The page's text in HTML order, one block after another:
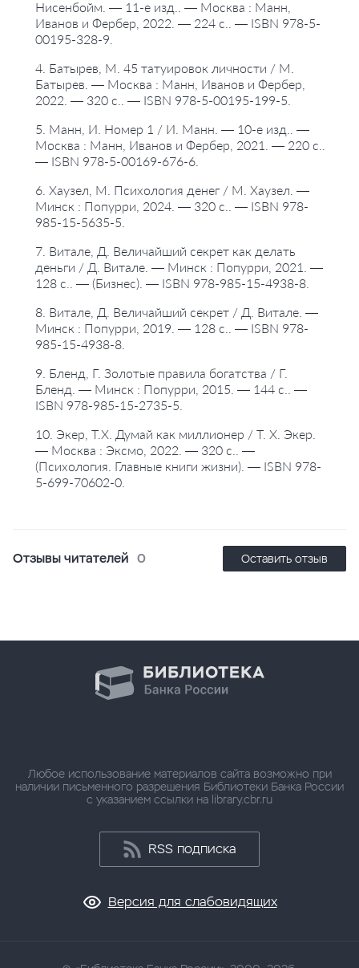
Нисенбойм. — 11-е изд.. — Москва : Манн,
Иванов и Фербер, 2022. — 224 с.. — ISBN 978-5-
00195-328-9.
4. Батырев, М. 45 татуировок личности / М.
Батырев. — Москва : Манн, Иванов и Фербер,
2022. — 320 с.. — ISBN 978-5-00195-199-5.
5. Манн, И. Номер 1 / И. Манн. — 10-е изд.. —
Москва : Манн, Иванов и Фербер, 2021. — 220 с..
— ISBN 978-5-00169-676-6.
6. Хаузел, М. Психология денег / М. Хаузел. —
Минск : Попурри, 2024. — 320 с.. — ISBN 978-
985-15-5635-5.
7. Витале, Д. Величайший секрет как делать
деньги / Д. Витале. — Минск : Попурри, 2021. —
128 с.. — (Бизнес). — ISBN 978-985-15-4938-8.
8. Витале, Д. Величайший секрет / Д. Витале. —
Минск : Попурри, 2019. — 128 с.. — ISBN 978-
985-15-4938-8.
9. Бленд, Г. Золотые правила богатства / Г.
Бленд. — Минск : Попурри, 2015. — 144 с.. —
ISBN 978-985-15-2735-5.
10. Экер, Т.Х. Думай как миллионер / Т. Х. Экер.
— Москва : Эксмо, 2022. — 320 с.. —
(Психология. Главные книги жизни). — ISBN 978-
5-699-70602-0.
Отзывы читателей 0 Оставить отзыв
Любое использование материалов сайта возможно при
наличии письменного разрешения Библиотеки Банка России
с указанием ссылки на library.cbr.ru
RSS подписка
Версия для слабовидящих